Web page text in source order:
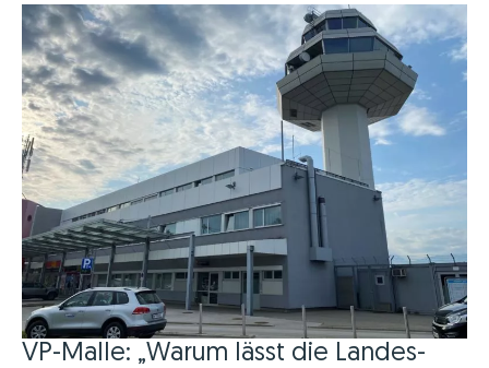
große
Zukunft
Kärntens
VP-Malle: „Warum lässt die Landes-